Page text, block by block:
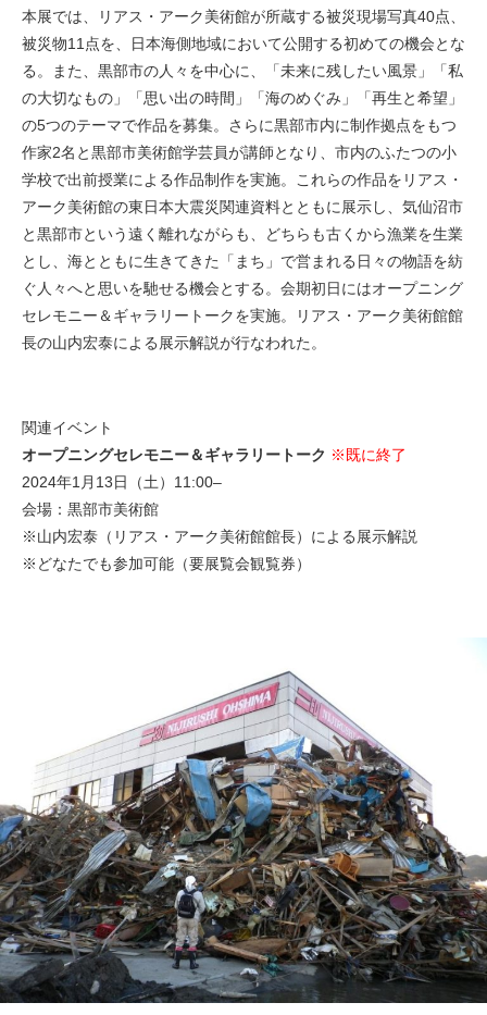
本展では、リアス・アーク美術館が所蔵する被災現場写真40点、
被災物11点を、日本海側地域において公開する初めての機会とな
る。また、黒部市の人々を中心に、「未来に残したい風景」「私
の大切なもの」「思い出の時間」「海のめぐみ」「再生と希望」
の5つのテーマで作品を募集。さらに黒部市内に制作拠点をもつ
作家2名と黒部市美術館学芸員が講師となり、市内のふたつの小
学校で出前授業による作品制作を実施。これらの作品をリアス・
アーク美術館の東日本大震災関連資料とともに展示し、気仙沼市
と黒部市という遠く離れながらも、どちらも古くから漁業を生業
とし、海とともに生きてきた「まち」で営まれる日々の物語を紡
ぐ人々へと思いを馳せる機会とする。会期初日にはオープニング
セレモニー＆ギャラリートークを実施。リアス・アーク美術館館
長の山内宏泰による展示解説が行なわれた。
関連イベント
オープニングセレモニー＆ギャラリートーク ※既に終了
2024年1月13日（土）11:00–
会場：黒部市美術館
※山内宏泰（リアス・アーク美術館館長）による展示解説
※どなたでも参加可能（要展覧会観覧券）